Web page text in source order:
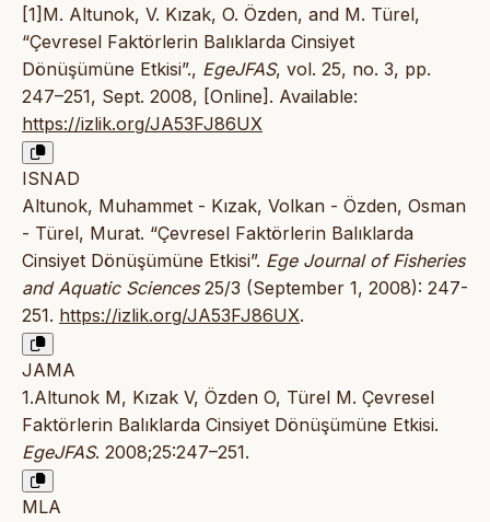
[1]M. Altunok, V. Kızak, O. Özden, and M. Türel,
“Çevresel Faktörlerin Balıklarda Cinsiyet
Dönüşümüne Etkisi”., EgeJFAS, vol. 25, no. 3, pp.
247–251, Sept. 2008, [Online]. Available:
https://izlik.org/JA53FJ86UX
ISNAD
Altunok, Muhammet - Kızak, Volkan - Özden, Osman
- Türel, Murat. “Çevresel Faktörlerin Balıklarda
Cinsiyet Dönüşümüne Etkisi”. Ege Journal of Fisheries
and Aquatic Sciences25/3 (September 1, 2008): 247-
251. https://izlik.org/JA53FJ86UX.
JAMA
1.Altunok M, Kızak V, Özden O, Türel M. Çevresel
Faktörlerin Balıklarda Cinsiyet Dönüşümüne Etkisi.
EgeJFAS. 2008;25:247–251.
MLA